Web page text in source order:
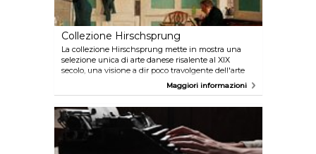
Collezione Hirschsprung
La collezione Hirschsprung mette in mostra una
selezione unica di arte danese risalente al XIX
secolo, una visione a dir poco travolgente dell'arte
pittorica del periodo, considerata una delle più
emozionanti e dinamiche di tutta l'arte danese.
come Hammershøi, Eckersberg, Købke, Ancher e
Krøyer. In più. il museo si trova all'interno di uno dei
parchi più belli della città, Østre Anlæg, nel cuore di
Maggiori informazioni